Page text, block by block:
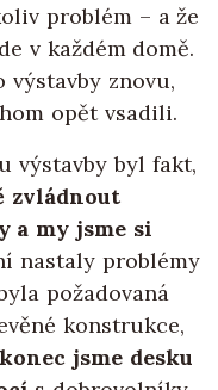
problém – a že
v každém domě.
výstavby znovu,
opět vsadili.
výstavby byl fakt,
zvládnout
a my jsme si
nastaly problémy
požadovaná
konstrukce,
jsme desku